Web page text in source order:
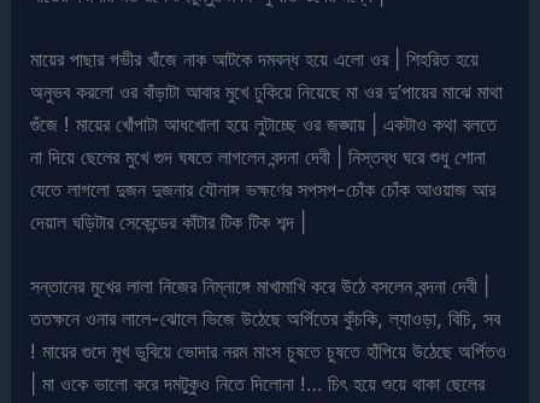
মায়ের পাছার গভীর খাঁজে নাক আটকে দমবন্ধ হয়ে এলো ওর | শিহরিত হয়ে
অনুভব করলো ওর বাঁড়াটা আবার মুখে ঢুকিয়ে নিয়েছে মা ওর দু’পায়ের মাঝে মাথা
গুঁজে ! মায়ের খোঁপাটা আধখোলা হয়ে লুটাচ্ছে ওর জঙ্ঘায় | একটাও কথা বলতে
না দিয়ে ছেলের মুখে গুদ ঘষতে লাগলেন বন্দনা দেবী | নিস্তব্ধ ঘরে শুধু শোনা
যেতে লাগলো দুজন দুজনার যৌনাঙ্গ ভক্ষণের সপসপ-চোঁক চোঁক আওয়াজ আর
দেয়াল ঘড়িটার সেকেন্ডের কাঁটার টিক টিক শব্দ |
সন্তানের মুখের লালা নিজের নিম্নাঙ্গে মাখামাখি করে উঠে বসলেন বন্দনা দেবী |
ততক্ষনে ওনার লালে-ঝোলে ভিজে উঠেছে অর্পিতের কুঁচকি, ল্যাওড়া, বিচি, সব
! মায়ের গুদে মুখ ডুবিয়ে ভোদার নরম মাংস চুষতে চুষতে হাঁপিয়ে উঠেছে অর্পিতও
| মা ওকে ভালো করে দমটুকুও নিতে দিলোনা !… চিৎ হয়ে শুয়ে থাকা ছেলের